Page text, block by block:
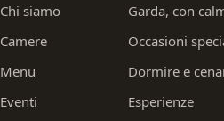
Chi siamo
Camere
Menu
Eventi
Garda, con
Occasioni
Dormire e
Esperienze